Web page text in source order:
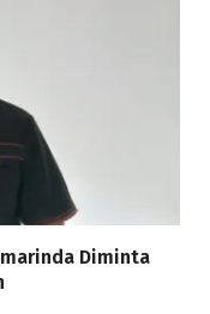
Diminta